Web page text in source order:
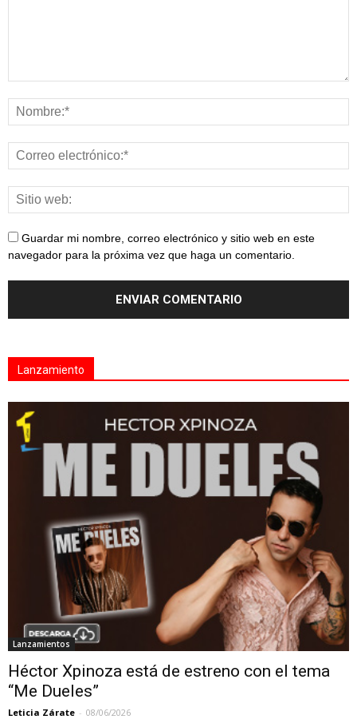
Guardar mi nombre, correo electrónico y sitio web en este
navegador para la próxima vez que haga un comentario.
Lanzamiento
Lanzamientos
Héctor Xpinoza está de estreno con el tema
“Me Dueles”
Leticia Zárate - 08/06/2026